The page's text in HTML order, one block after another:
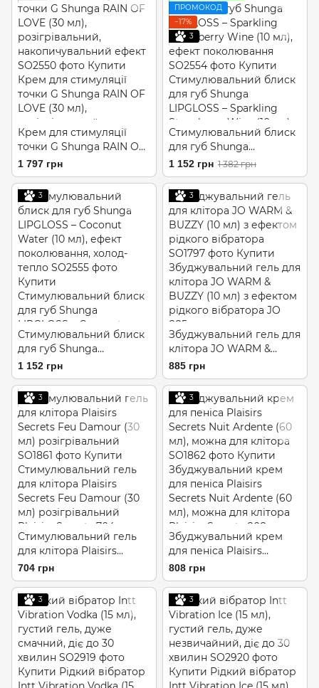
Крем для стимуляції
точки G Shunga RAIN OF
LOVE (30 мл),
розігрівальний,
накопичувальний ефект
1 797 грн
ПРОМОКОД
−17%
3
Стимулювальний блиск
для губ Shunga
LIPGLOSS – Sparkling
Strawberry Wine (10 мл),
ефект поколювання
1 152 грн 1 382 грн
3
Стимулювальний блиск
для губ Shunga
LIPGLOSS – Coconut
Water (10 мл), ефект
поколювання, холод-
тепло
1 152 грн
3
Збуджувальний гель для
клітора JO WARM &
BUZZY (10 мл) з ефектом
рідкого вібратора
885 грн
3
Стимулювальний гель
для клітора Plaisirs
Secrets Feu Damour (30
мл) розігрівальний
704 грн
3
Збуджувальний крем
для пеніса Plaisirs
Secrets Nuit Ardente (60
мл), можна для клітора
808 грн
3 3